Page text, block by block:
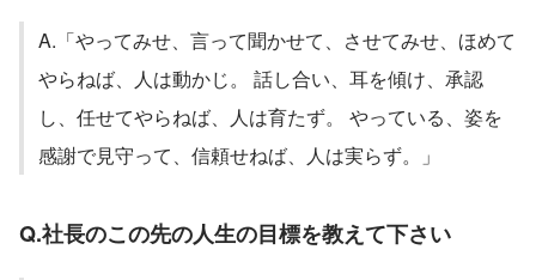
A.「やってみせ、言って聞かせて、させてみせ、ほめて
やらねば、人は動かじ。 話し合い、耳を傾け、承認
し、任せてやらねば、人は育たず。 やっている、姿を
感謝で見守って、信頼せねば、人は実らず。」
Q.社長のこの先の人生の目標を教えて下さい